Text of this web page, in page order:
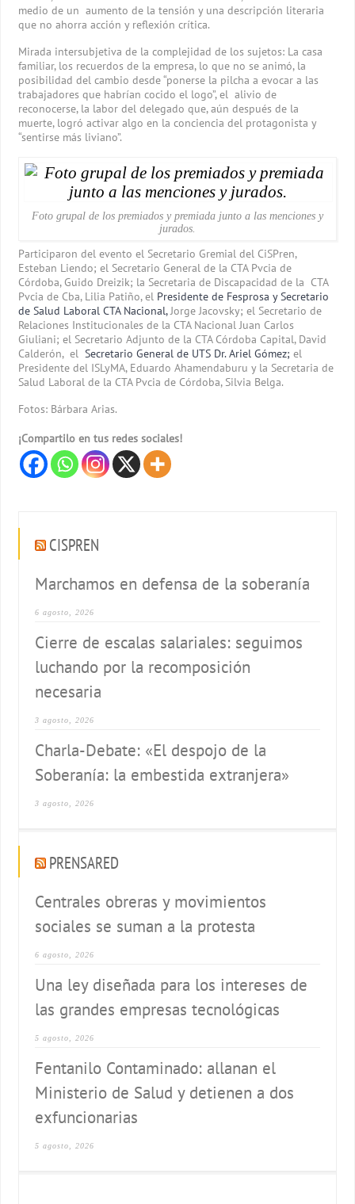
medio de un aumento de la tensión y una descripción literaria
que no ahorra acción y reflexión crítica.
Mirada intersubjetiva de la complejidad de los sujetos: La casa
familiar, los recuerdos de la empresa, lo que no se animó, la
posibilidad del cambio desde “ponerse la pilcha a evocar a las
trabajadores que habrían cocido el logo”, el alivio de
reconocerse, la labor del delegado que, aún después de la
muerte, logró activar algo en la conciencia del protagonista y
“sentirse más liviano”.
Foto grupal de los premiados y premiada junto a las menciones y
jurados.
Participaron del evento el Secretario Gremial del CiSPren,
Esteban Liendo; el Secretario General de la CTA Pvcia de
Córdoba, Guido Dreizik; la Secretaria de Discapacidad de la CTA
Pvcia de Cba, Lilia Patiño, el Presidente de Fesprosa y Secretario
de Salud Laboral CTA Nacional,Jorge Jacovsky; el Secretario de
Relaciones Institucionales de la CTA Nacional Juan Carlos
Giuliani; el Secretario Adjunto de la CTA Córdoba Capital, David
Calderón, el Secretario General de UTS Dr. Ariel Gómez;el
Presidente del ISLyMA, Eduardo Ahamendaburu y la Secretaria de
Salud Laboral de la CTA Pvcia de Córdoba, Silvia Belga.
Fotos: Bárbara Arias.
¡Compartilo en tus redes sociales!
CISPREN
Marchamos en defensa de la soberanía
6 agosto, 2026
Cierre de escalas salariales: seguimos
luchando por la recomposición
necesaria
3 agosto, 2026
Charla-Debate: «El despojo de la
Soberanía: la embestida extranjera»
3 agosto, 2026
PRENSARED
Centrales obreras y movimientos
sociales se suman a la protesta
6 agosto, 2026
Una ley diseñada para los intereses de
las grandes empresas tecnológicas
5 agosto, 2026
Fentanilo Contaminado: allanan el
Ministerio de Salud y detienen a dos
exfuncionarias
5 agosto, 2026